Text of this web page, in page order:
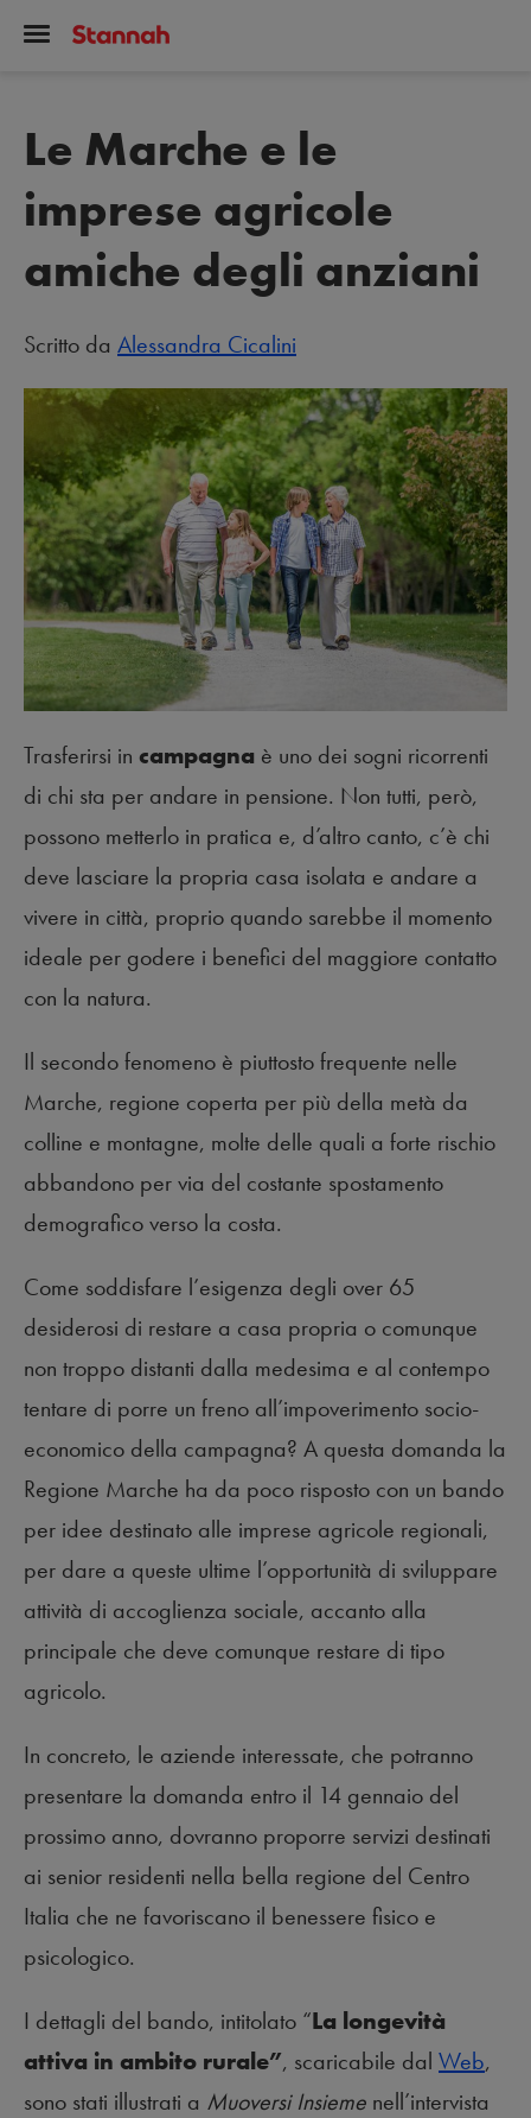
Le Marche e le
imprese agricole
amiche degli anziani
Scritto da Alessandra Cicalini
Trasferirsi in campagna è uno dei sogni ricorrenti
di chi sta per andare in pensione. Non tutti, però,
possono metterlo in pratica e, d’altro canto, c’è chi
deve lasciare la propria casa isolata e andare a
vivere in città, proprio quando sarebbe il momento
ideale per godere i benefici del maggiore contatto
con la natura.
Il secondo fenomeno è piuttosto frequente nelle
Marche, regione coperta per più della metà da
colline e montagne, molte delle quali a forte rischio
abbandono per via del costante spostamento
demografico verso la costa.
Come soddisfare l’esigenza degli over 65
desiderosi di restare a casa propria o comunque
non troppo distanti dalla medesima e al contempo
tentare di porre un freno all’impoverimento socio-
economico della campagna? A questa domanda la
Regione Marche ha da poco risposto con un bando
per idee destinato alle imprese agricole regionali,
per dare a queste ultime l’opportunità di sviluppare
attività di accoglienza sociale, accanto alla
principale che deve comunque restare di tipo
agricolo.
In concreto, le aziende interessate, che potranno
presentare la domanda entro il 14 gennaio del
prossimo anno, dovranno proporre servizi destinati
ai senior residenti nella bella regione del Centro
Italia che ne favoriscano il benessere fisico e
psicologico.
I dettagli del bando, intitolato “La longevità
attiva in ambito rurale”, scaricabile dal Web,
sono stati illustrati a Muoversi Insieme nell’intervista